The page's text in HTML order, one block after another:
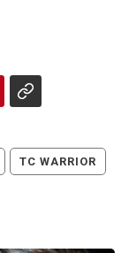
TC WARRIOR